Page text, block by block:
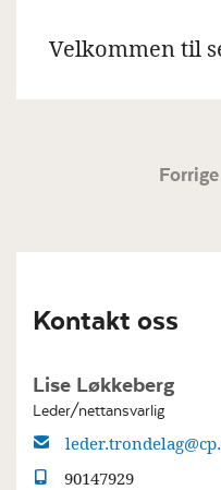
Velkommen til
Forrige
Kontakt oss
Lise Løkkeberg
Leder/nettansvarlig
90147929